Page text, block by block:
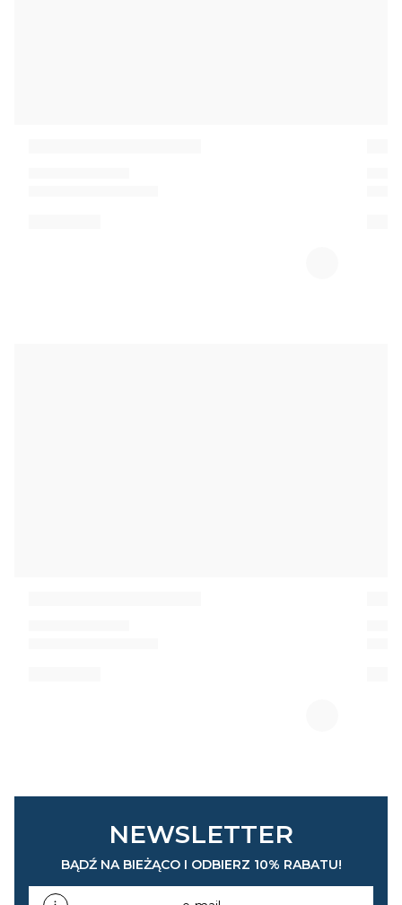
NEWSLETTER
BĄDŹ NA BIEŻĄCO I ODBIERZ 10% RABATU!